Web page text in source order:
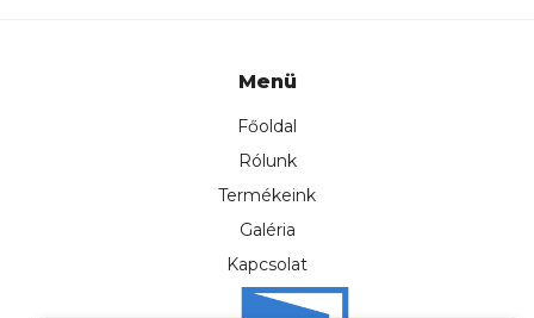
Menü
Főoldal
Rólunk
Termékeink
Galéria
Kapcsolat